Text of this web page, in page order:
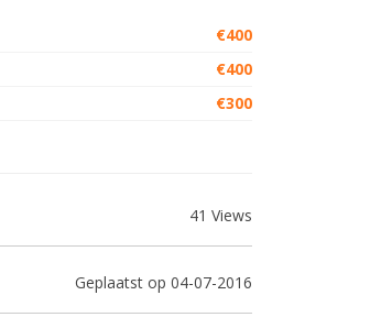
€400
€400
€300
41 Views
Geplaatst op 04-07-2016